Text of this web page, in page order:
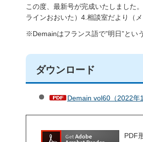
この度、最新号が完成いたしました
ラインおおいた）4.相談室だより（
※Demainはフランス語で”明日”とい
ダウンロード
Demain vol60（2022年
PDF